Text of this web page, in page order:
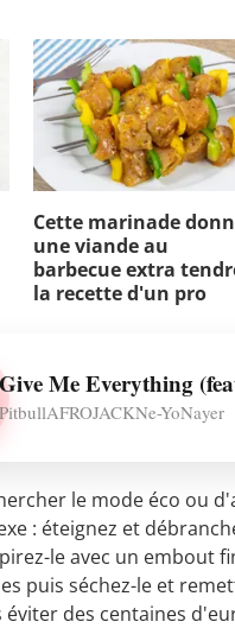
Cette marinade
une viande au
barbecue extra
la recette d'un pro
Give Me Everything
PitbullAFROJACKNe-YoNayer
le mode éco ou
: éteignez et
le avec un embout
puis séchez-le et
des centaines